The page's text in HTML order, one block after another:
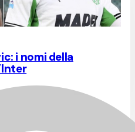
i nomi della